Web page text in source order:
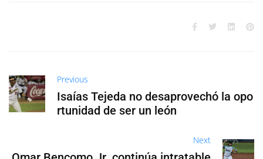
Previous
Isaías Tejeda no desaprovechó la opo
rtunidad de ser un león
Next